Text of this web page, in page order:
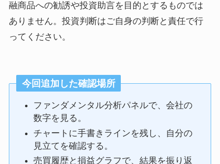
融商品への勧誘や投資助言を目的とするものでは
ありません。投資判断はご自身の判断と責任で行
ってください。
今回追加した確認場所
ファンダメンタル分析パネルで、会社の
数字を見る。
チャートに手書きラインを残し、自分の
見立てを確認する。
売買履歴と損益グラフで、結果を振り返